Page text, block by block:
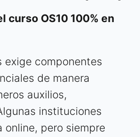
curso OS10 100% en
exige componentes
de manera
auxilios,
instituciones
online, pero siempre